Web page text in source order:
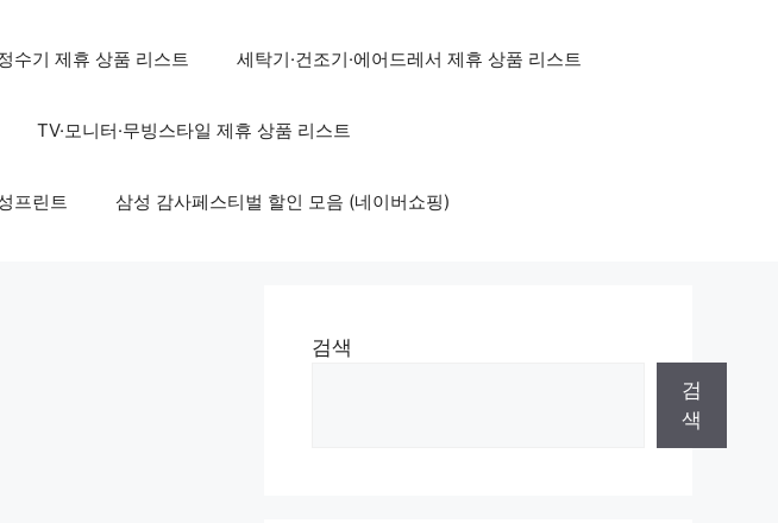
수기 제휴 상품 리스트 세탁기·건조기·에어드레서 제휴 상품 리스트
TV·모니터·무빙스타일 제휴 상품 리스트
프린트 삼성 감사페스티벌 할인 모음 (네이버쇼핑)
검색
검
색